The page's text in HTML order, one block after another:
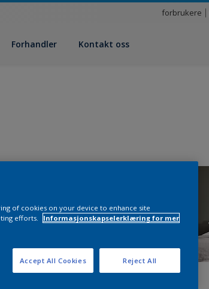
forbrukere
Forhandler Kontakt oss
of cookies on your device to enhance site
efforts.
Informasjonskapselerklæring for mer
Reject All
Accept All Cookies